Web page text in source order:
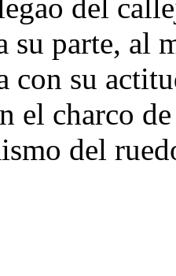
del
su parte, al
con su
el charco
del